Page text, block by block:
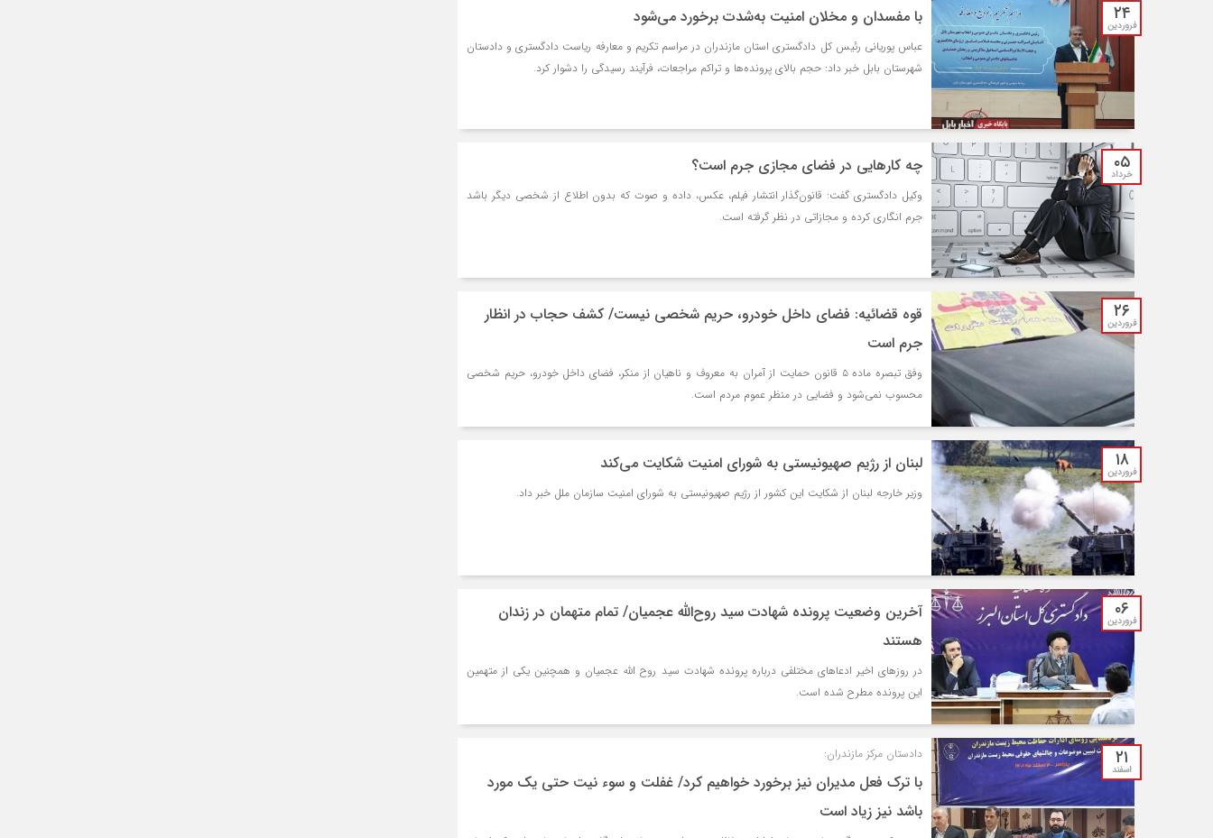
۲۴
فروردین با مفسدان و مخلان امنیت به‌شدت برخورد می‌شود
عباس پوریانی رئیس کل دادگستری استان مازندران در مراسم تکریم و معارفه ریاست دادگستری و دادستان
شهرستان بابل خبر داد: حجم بالای پرونده‌ها و تراکم مراجعات، فرآیند رسیدگی را دشوار کرد.
۰۵
خرداد چه کارهایی در فضای مجازی جرم است؟
وکیل دادگستری گفت: قانون‌گذار انتشار فیلم، عکس، داده و صوت که بدون اطلاع از شخصی دیگر باشد
جرم انگاری کرده و مجازاتی در نظر گرفته است.
۲۶
فروردین
قوه قضائیه: فضای داخل خودرو، حریم شخصی نیست/ کشف حجاب در انظار
جرم است
وفق تبصره ماده ۵ قانون حمایت از آمران به معروف و ناهیان از منکر، فضای داخل خودرو، حریم شخصی
محسوب نمی‌شود و فضایی در منظر عموم مردم است.
۱۸
فروردین لبنان از رژیم صهیونیستی به شورای امنیت شکایت می‌کند
وزیر خارجه لبنان از شکایت این کشور از رژیم صهیونیستی به شورای امنیت سازمان ملل خبر داد.
۰۶
فروردین
آخرین وضعیت پرونده شهادت سید روح‌الله عجمیان/ تمام متهمان در زندان
هستند
در روز‌های اخیر ادعا‌های مختلفی درباره پرونده شهادت سید روح الله عجمیان و همچنین یکی از متهمین
این پرونده مطرح شده است.
۲۱
اسفند
دادستان مرکز مازندران:
با ترک فعل مدیران نیز برخورد خواهیم کرد/ غفلت و سوء نیت حتی یک مورد
باشد نیز زیاد است